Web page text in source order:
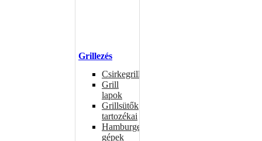
Grillezés
Csirkegrillek
Grill
lapok
Grillsütők
tartozékai
Hamburgerformázó
gépek